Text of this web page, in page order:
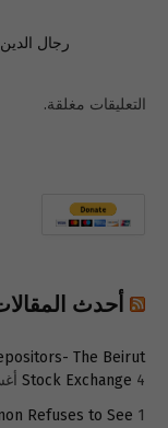
رجال
التعليقات مغلقة.
أحدث
The Beirut
Stock Exchange 4 أغسطس 2026
Refuses to See 1 أغسطس 2026